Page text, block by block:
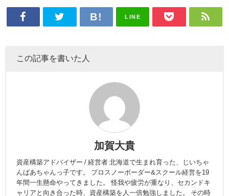
LINE
この記事を書いた人
加賀大貴
資産構築アドバイザー / 経営者 北海道で生まれ育った、じいちゃ
んばあちゃんっ子です。 プロスノーボーダー&スクール経営を19
年間一生懸命やってきました。 怪我や疲労が重なり、セカンドキ
ャリアと向き合った時、資産構築を人一倍勉強しました。 その時